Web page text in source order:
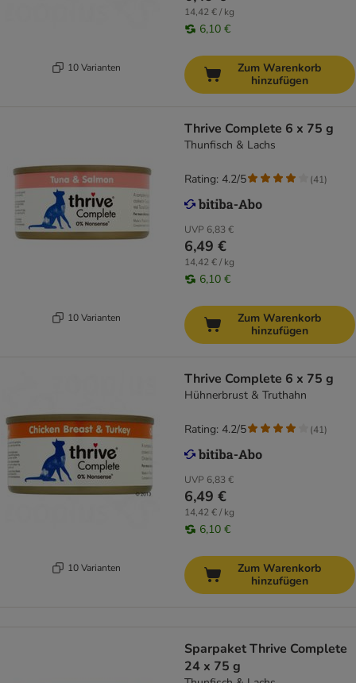
10 Varianten
14,42 € / kg
6,10 €
Zum Warenkorb
hinzufügen
10 Varianten
Thrive Complete 6 x 75 g
Thunfisch & Lachs
UVP 6,83 €
6,49 €
14,42 € / kg
6,10 €
Rating: 4.2/5 (41)
Zum Warenkorb
hinzufügen
10 Varianten
Thrive Complete 6 x 75 g
Hühnerbrust & Truthahn
UVP 6,83 €
6,49 €
14,42 € / kg
6,10 €
Rating: 4.2/5 (41)
Zum Warenkorb
hinzufügen
Sparpaket Thrive Complete
24 x 75 g